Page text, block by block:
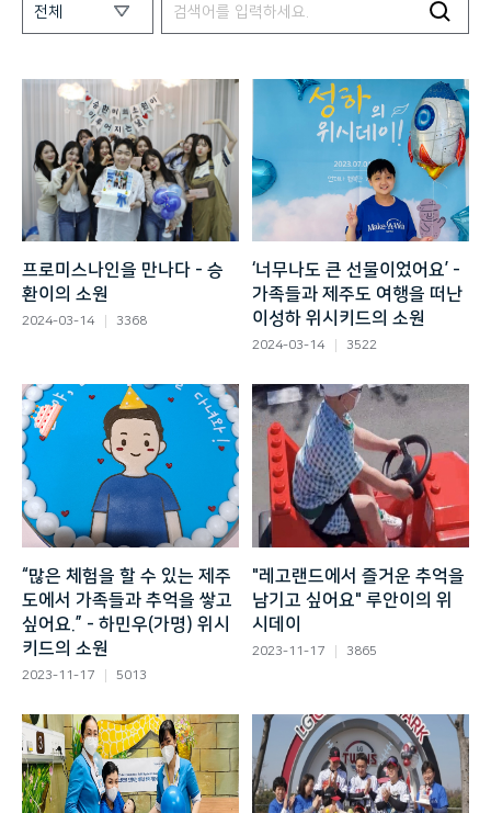
프로미스나인을 만나다 - 승
환이의 소원
2024-03-14 3368
‘너무나도 큰 선물이었어요’ -
가족들과 제주도 여행을 떠난
이성하 위시키드의 소원
2024-03-14 3522
“많은 체험을 할 수 있는 제주
도에서 가족들과 추억을 쌓고
싶어요.” - 하민우(가명) 위시
키드의 소원
2023-11-17 5013
"레고랜드에서 즐거운 추억을
남기고 싶어요" 루안이의 위
시데이
2023-11-17 3865